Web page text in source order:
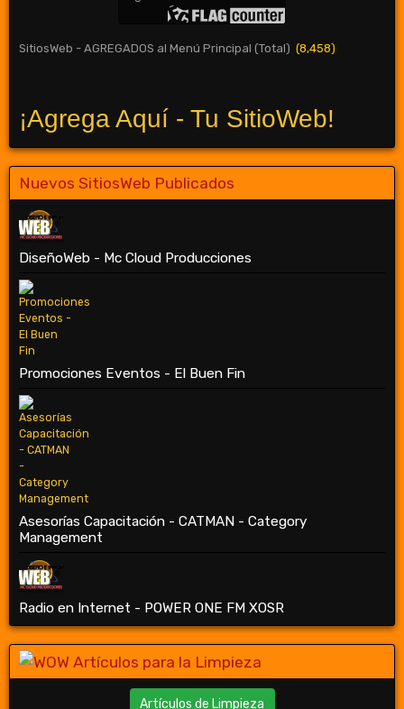
SitiosWeb - AGREGADOS al Menú Principal (Total) (8,458)
¡Agrega Aquí - Tu SitioWeb!
Nuevos SitiosWeb Publicados
DiseñoWeb - Mc Cloud Producciones
Promociones Eventos - El Buen Fin
Asesorías Capacitación - CATMAN - Category
Management
Radio en Internet - POWER ONE FM XOSR
Artículos de Limpieza